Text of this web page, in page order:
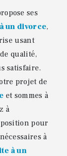
ses
un divorce,
usant
qualité,
satisfaire.
projet de
et sommes à
à
pour
à
à un